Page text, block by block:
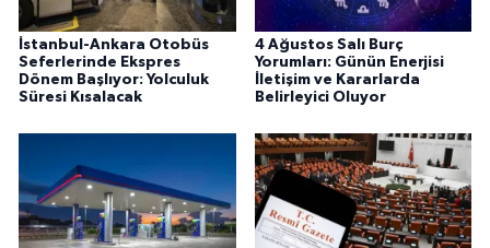
İstanbul-Ankara Otobüs
Seferlerinde Ekspres
Dönem Başlıyor: Yolculuk
Süresi Kısalacak
4 Ağustos Salı Burç
Yorumları: Günün Enerjisi
İletişim ve Kararlarda
Belirleyici Oluyor